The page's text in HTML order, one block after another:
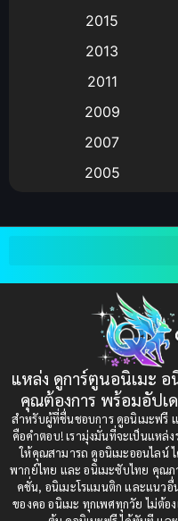
Animation แอนิเมชัน
(9)
Big tits (นมใหญ่)
Bitch (ผู้หญิงร่าน)
Bondage (ทาส)(1)
(1)
Censored (เซ็นเซอร์)
Comedy (ตลก)(235)
Comedy (ตลก)(85)
Comic Book การ์ตูน
2015
2013
2011
2009
2007
2005
2001
1997
1993
1991
1989
1987
1984
1982
1980
แหล่ง ดูการ์ตูนอนิเมะ อ
คุณต้องการ พร้อมอัปเ
สำหรับผู้ที่ชื่นชอบการ ดูอนิเมะฟรี
คือคำตอบ! เรามุ่งมั่นที่จะเป็นแหล่
ให้คุณสามารถ ดูอนิเมะออนไลน์
พากย์ไทย และ อนิเมะซับไทย คุณ
คชั่น, อนิเมะโรแมนติก และแนว
ของคอ อนิเมะ ทุกเพศทุกวัย ไม่ต้อ